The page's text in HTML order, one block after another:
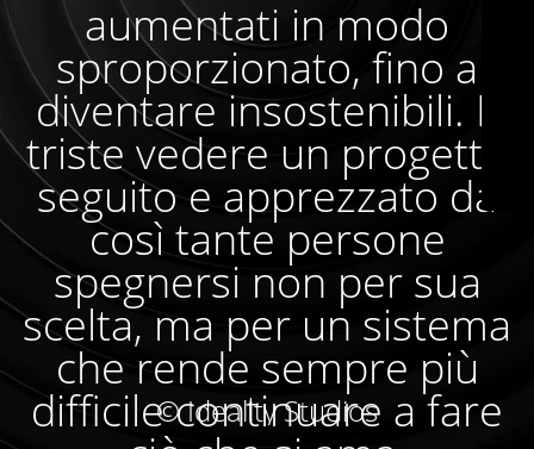
aumentati in modo
sproporzionato, fino a
diventare insostenibili. È
triste vedere un progetto
seguito e apprezzato da
così tante persone
spegnersi non per sua
scelta, ma per un sistema
che rende sempre più
difficile continuare a fare
© Ideality Studios